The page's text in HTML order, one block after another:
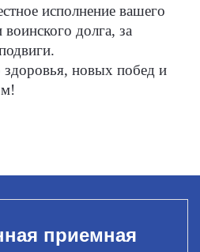
исполнение вашего
долга, за
новых побед и
приемная